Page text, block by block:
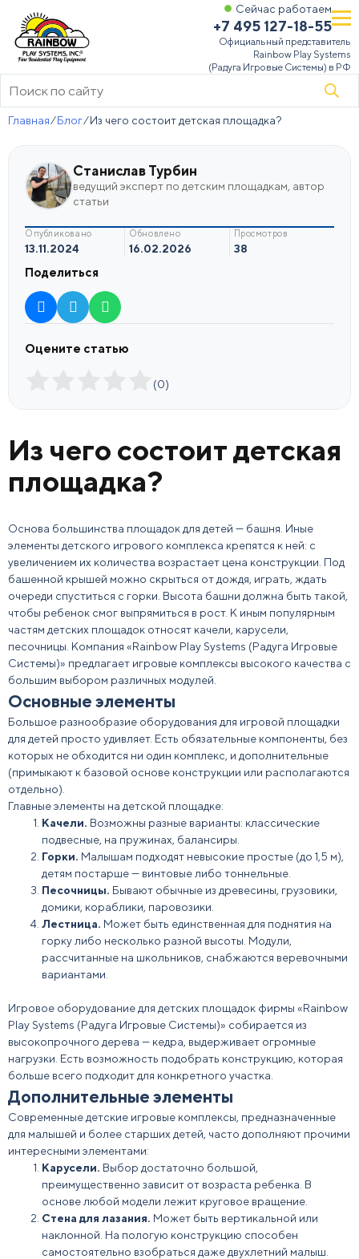
Сейчас работаем
+7 495 127-18-55
Официальный представитель
Rainbow Play Systems
(Радуга Игровые Системы) в РФ
Поиск
товаров
Главная ⁄ Блог⁄ Из чего состоит детская площадка?
Из чего состоит детская
площадка?
Основа большинства площадок для детей — башня. Иные
элементы детского игрового комплекса крепятся к ней: с
увеличением их количества возрастает цена конструкции . Под
башенной крышей можно скрыться от дождя, играть , ждать
очереди спуститься с горки . Высота башни должна быть такой,
чтобы ребенок смог выпрямиться в рост. К иным популярным
частям детских площадок относят качели , карусели,
песочницы . Компания «Rainbow Play Systems (Радуга Игровые
Системы)» предлагает игровые комплексы высокого качества с
большим выбором различных модулей.
Основные элементы
Большое разнообразие оборудования для игровой площадки
для детей просто удивляет. Есть обязательные компоненты, без
которых не обходится ни один комплекс, и дополнительные
(примыкают к базовой основе конструкции или располагаются
отдельно).
Главныеэлементы на детской площадке:
Качели. Возможны разные варианты: классические
подвесные, на пружинах, балансиры.
Горки. Малышам подходят невысокие простые (до 1,5 м),
детям постарше — винтовые либо тоннельные.
Песочницы. Бывают обычные из древесины, грузовики,
домики, кораблики, паровозики.
Лестница. Может быть единственная для поднятия на
горку либо несколько разной высоты. Модули,
рассчитанные на школьников, снабжаются веревочными
вариантами.
Игровое оборудование для детских площадок фирмы «Rainbow
Play Systems (Радуга Игровые Системы)» собирается из
высокопрочного дерева — кедра, выдерживает огромные
нагрузки. Есть возможность подобрать конструкцию, которая
больше всего подходит для конкретного участка
Дополнительные элементы
Современные детские игровые комплексы, предназначенные
для малышей и более старших детей, часто дополняют прочими
интересными элементами:
Карусели. Выбор достаточно большой,
преимущественно зависит от возраста ребенка. В
основе любой модели лежит круговое вращение.
Стена для лазания. Может быть вертикальной или
наклонной. На пологую конструкцию способен
самостоятельно взобраться даже двухлетний малыш.
Станислав Турбин
ведущий эксперт по детским площадкам, автор
статьи
опубликовано
13.11.2024
обновлено
16.02.2026
просмотров
38
Поделиться
Оцените статью
(0)